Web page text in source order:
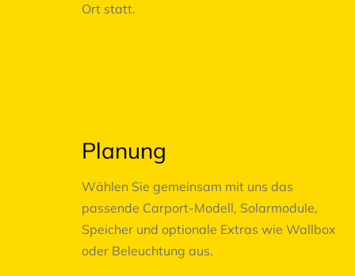
Ort statt.
02
Planung
Wählen Sie gemeinsam mit uns das
passende Carport-Modell, Solarmodule,
Speicher und optionale Extras wie Wallbox
oder Beleuchtung aus.